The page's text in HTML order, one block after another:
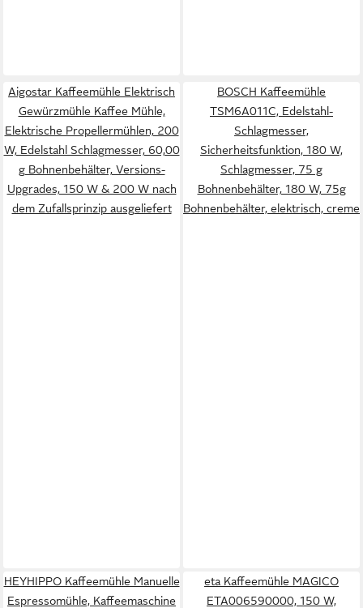
Aigostar Kaffeemühle Elektrisch
Gewürzmühle Kaffee Mühle,
Elektrische Propellermühlen, 200
W, Edelstahl Schlagmesser, 60,00
g Bohnenbehälter, Versions-
Upgrades, 150 W & 200 W nach
dem Zufallsprinzip ausgeliefert
BOSCH Kaffeemühle
TSM6A011C, Edelstahl-
Schlagmesser,
Sicherheitsfunktion, 180 W,
Schlagmesser, 75 g
Bohnenbehälter, 180 W, 75g
Bohnenbehälter, elektrisch, creme
HEYHIPPO Kaffeemühle Manuelle
Espressomühle, Kaffeemaschine
eta Kaffeemühle MAGICO
ETA006590000, 150 W,